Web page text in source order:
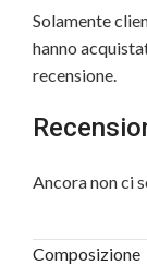
Ancora non ci
Solamente
hanno
recensione.
Composizione